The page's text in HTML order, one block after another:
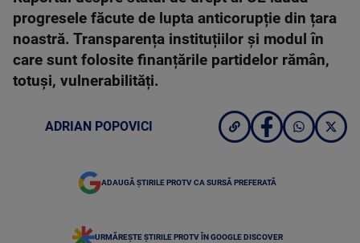
progresele făcute de lupta anticorupție din țara
noastră. Transparența instituțiilor și modul în
care sunt folosite finanțările partidelor rămân,
totuși, vulnerabilități.
ADRIAN POPOVICI
ADAUGĂ ȘTIRILE PROTV CA SURSĂ PREFERATĂ
URMĂREȘTE ȘTIRILE PROTV ÎN GOOGLE DISCOVER